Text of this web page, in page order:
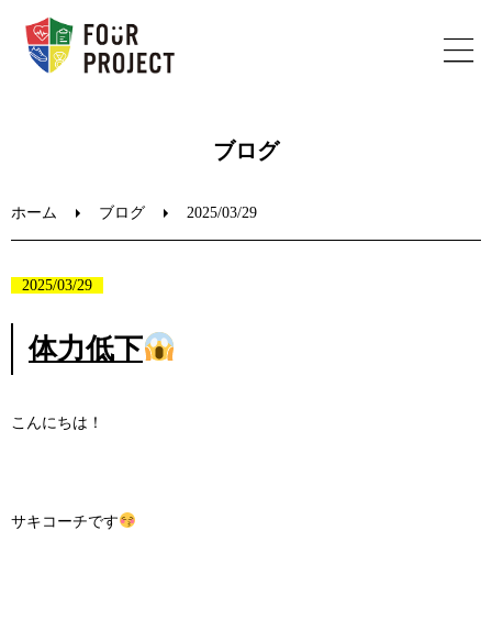
ブログ
ホーム ブログ 2025/03/29
2025/03/29
体力低下
こんにちは！
サキコーチです